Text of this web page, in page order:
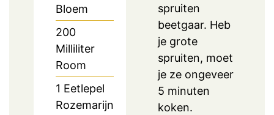
Bloem
200
Milliliter
Room
1 Eetlepel
Rozemarijn
spruiten
beetgaar. Heb
je grote
spruiten, moet
je ze ongeveer
5 minuten
koken.